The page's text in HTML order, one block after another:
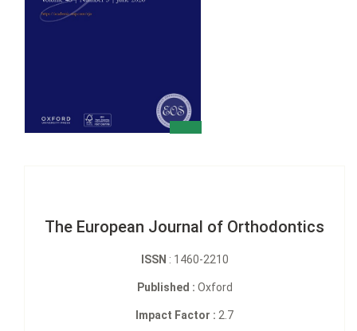
The European Journal of Orthodontics
ISSN : 1460-2210
Published : Oxford
Impact Factor : 2.7